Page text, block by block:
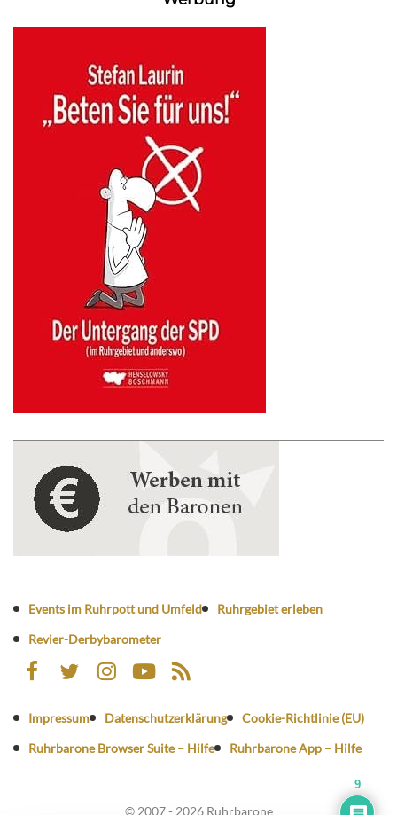
Events im Ruhrpott und Umfeld
Ruhrgebiet erleben
Revier-Derbybarometer
Impressum Datenschutzerklärung
Cookie-Richtlinie (EU)
Ruhrbarone Browser Suite – Hilfe
Ruhrbarone App – Hilfe
© 2007 - 2026 Ruhrbarone
9